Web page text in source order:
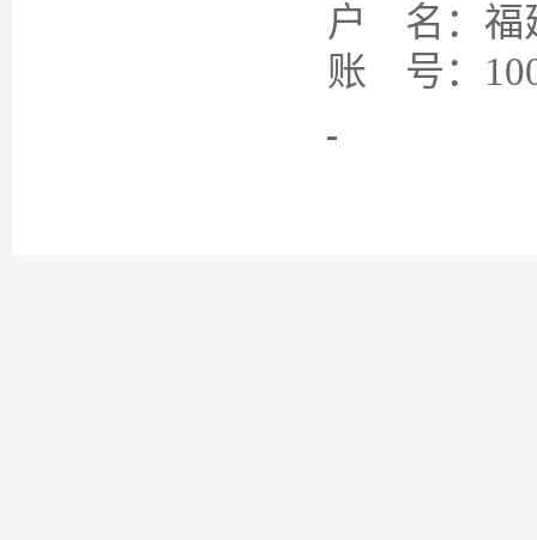
户
名：福
账
号：